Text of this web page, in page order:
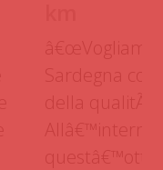
â€œVogliamo
Sardegna
della qualitÃ
Allâ€™interno